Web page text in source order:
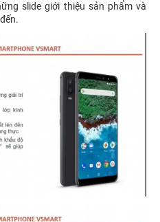
slide giới thiệu sản phẩm và